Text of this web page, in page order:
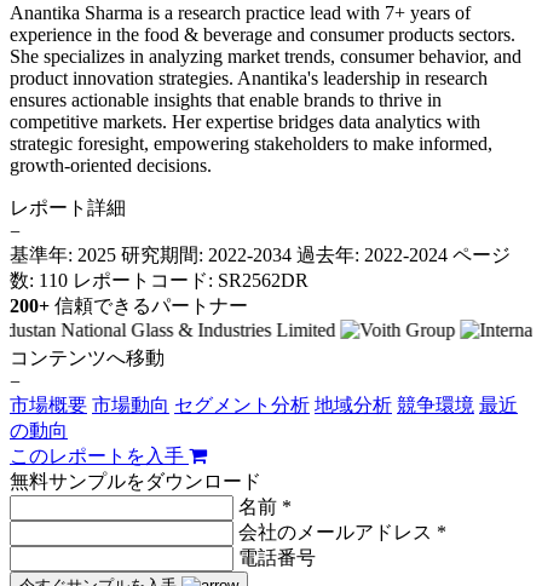
Anantika Sharma is a research practice lead with 7+ years of
experience in the food & beverage and consumer products sectors.
She specializes in analyzing market trends, consumer behavior, and
product innovation strategies. Anantika's leadership in research
ensures actionable insights that enable brands to thrive in
competitive markets. Her expertise bridges data analytics with
strategic foresight, empowering stakeholders to make informed,
growth-oriented decisions.
レポート詳細
−
基準年: 2025 研究期間: 2022-2034 過去年: 2022-2024 ページ
数: 110 レポートコード: SR2562DR
200+ 信頼できるパートナー
コンテンツへ移動
−
市場概要 市場動向 セグメント分析 地域分析 競争環境 最近
の動向
このレポートを入手
無料サンプルをダウンロード
名前 *
会社のメールアドレス *
電話番号